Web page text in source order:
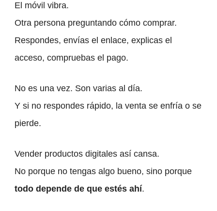
El móvil vibra.
Otra persona preguntando cómo comprar.
Respondes, envías el enlace, explicas el
acceso, compruebas el pago.
No es una vez. Son varias al día.
Y si no respondes rápido, la venta se enfría o se
pierde.
Vender productos digitales así cansa.
No porque no tengas algo bueno, sino porque
todo depende de que estés ahí.